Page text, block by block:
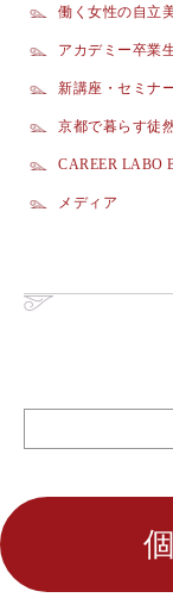
働く女性の自立
アカデミー卒業
新講座・セミナ
京都で暮らす徒
CAREER LABO
メディア